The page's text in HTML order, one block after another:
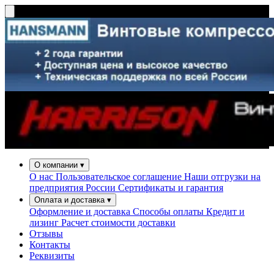
О компании ▾
О нас Пользовательское соглашение Наши отгрузки на
предприятия России Сертификаты и гарантия
Оплата и доставка ▾
Оформление и доставка Способы оплаты Кредит и
лизинг Расчет стоимости доставки
Отзывы
Контакты
Реквизиты